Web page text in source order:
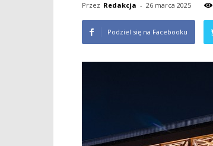
Przez Redakcja - 26 marca 2025
Podziel się na Facebooku